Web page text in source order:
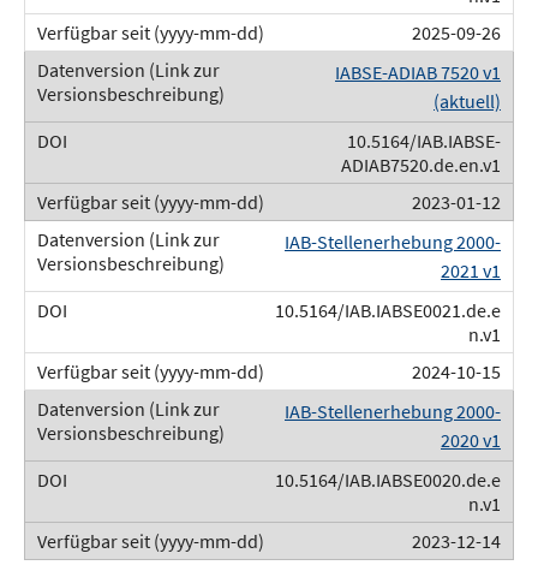
2025-09-26
IABSE-ADIAB 7520 v1
(aktuell)
10.5164/IAB.IABSE-
ADIAB7520.de.en.v1
2023-01-12
IAB-Stellenerhebung 2000-
2021 v1
10.5164/IAB.IABSE0021.de.e
n.v1
2024-10-15
IAB-Stellenerhebung 2000-
2020 v1
10.5164/IAB.IABSE0020.de.e
n.v1
2023-12-14